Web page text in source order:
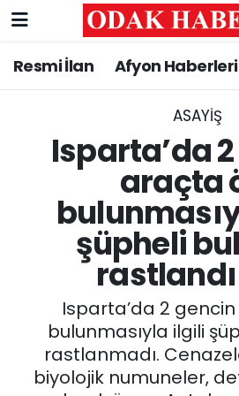
Resmi İlan Afyon Haberleri
ASAYİŞ
Isparta’da
araçta
şüpheli
rastlandı
Isparta’da 2
bulunmasıyla ilgili
rastlanmadı.
biyolojik numuneler,
AFYONKARAHİSAR
ASAYİŞ
GÜNCEL
SİYASET
EĞİTİM
MAGAZİN
SAĞLIK
Nöbetçi Eczaneler
Trafik Durumu
Süper Lig Puan
Tüm Manşetler
Son Dakika Haberleri
Haber Arşivi